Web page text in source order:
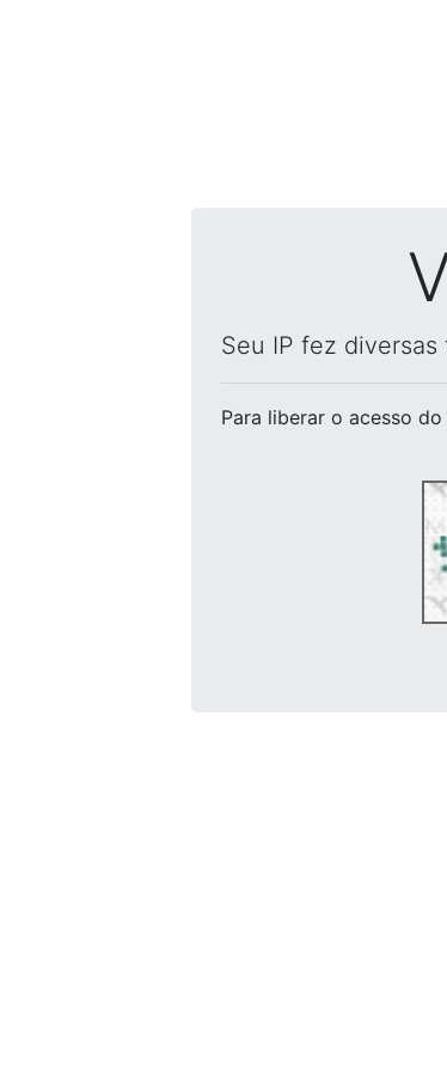
Seu IP fez
Para liberar o acesso do